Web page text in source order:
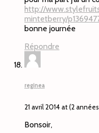
http://
mintetberry/
bonne journée
Répondre
reginea
21 avril 2014 at (2
Bonsoir,